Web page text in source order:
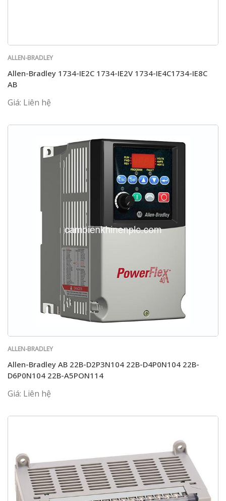
ALLEN-BRADLEY
Allen-Bradley 1734-IE2C 1734-IE2V 1734-IE4C1734-IE8C
AB
Giá: Liên hệ
ALLEN-BRADLEY
Allen-Bradley AB 22B-D2P3N104 22B-D4P0N104 22B-
D6P0N104 22B-A5PON114
Giá: Liên hệ